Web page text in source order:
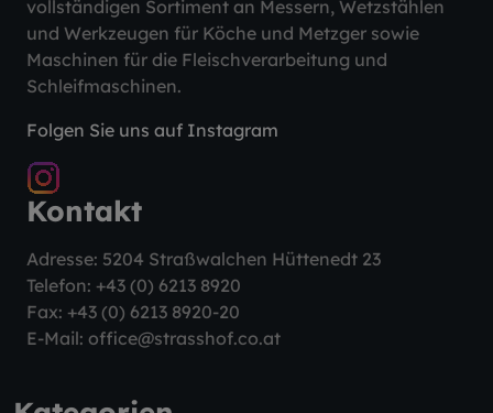
vollständigen Sortiment an Messern, Wetzstählen
und Werkzeugen für Köche und Metzger sowie
Maschinen für die Fleischverarbeitung und
Schleifmaschinen.
Folgen Sie uns auf Instagram
Kontakt
Adresse: 5204 Straßwalchen Hüttenedt 23
Telefon: +43 (0) 6213 8920
Fax: +43 (0) 6213 8920-20
E-Mail: office@strasshof.co.at